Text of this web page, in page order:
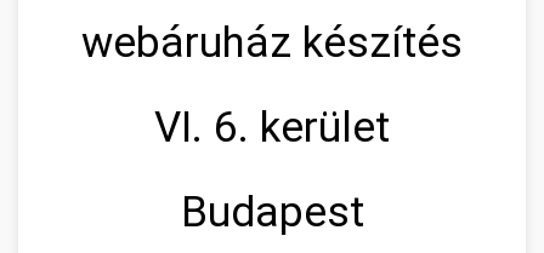
webáruház készítés
VI. 6. kerület
Budapest